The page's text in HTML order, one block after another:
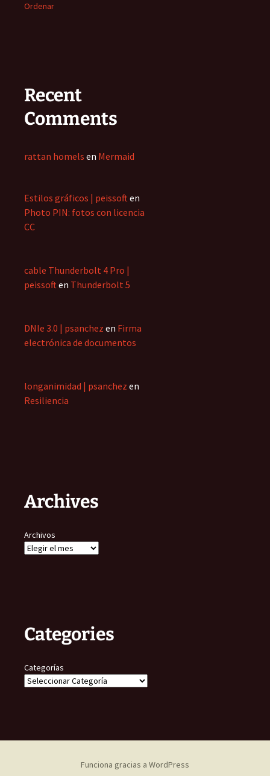
Ordenar
Recent
Comments
rattan homels en Mermaid
Estilos gráficos | peissoften
Photo PIN: fotos con licencia
CC
cable Thunderbolt 4 Pro |
peissoften Thunderbolt 5
DNIe 3.0 | psanchez en Firma
electrónica de documentos
longanimidad | psanchez en
Resiliencia
Archives
Archivos
Categories
Categorías
Funciona gracias a WordPress